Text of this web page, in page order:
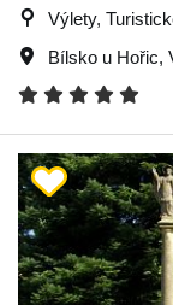
Výlety,
Bílsko u Hořic,